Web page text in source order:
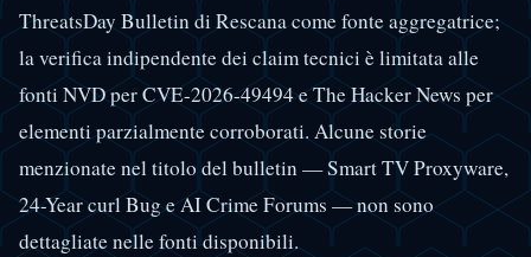
ThreatsDay Bulletin di Rescana come fonte aggregatrice;
la verifica indipendente dei claim tecnici è limitata alle
fonti NVD per CVE-2026-49494 e The Hacker News per
elementi parzialmente corroborati. Alcune storie
menzionate nel titolo del bulletin — Smart TV Proxyware,
24-Year curl Bug e AI Crime Forums — non sono
dettagliate nelle fonti disponibili.